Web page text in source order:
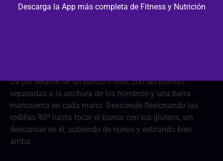
Equipamiento /
Banco Plano, Mancuernas
De pie delante de un banco o silla, con las piernas
separadas a la anchura de los hombros y una barra
mancuerna en cada mano. Desciende flexionando las
rodillas 90º hasta tocar el banco con los glúteos, sin
descansar en él, subiendo de nuevo y estirando bien
arriba.
Descarga la App más completa de Fitness y Nutrición